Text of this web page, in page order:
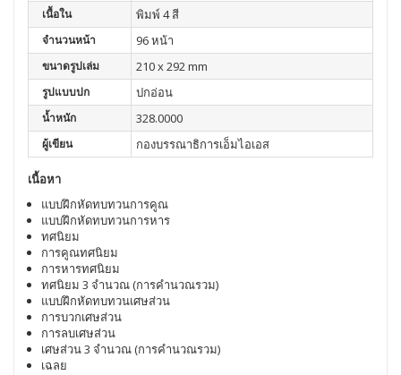
เนื้อใน พิมพ์ 4 สี
จำนวนหน้า 96 หน้า
ขนาดรูปเล่ม 210 x 292 mm
รูปแบบปก ปกอ่อน
น้ำหนัก 328.0000
ผู้เขียน กองบรรณาธิการเอ็มไอเอส
เนื้อหา
แบบฝึกหัดทบทวนการคูณ
แบบฝึกหัดทบทวนการหาร
ทศนิยม
การคูณทศนิยม
การหารทศนิยม
ทศนิยม 3 จำนวณ (การคำนวณรวม)
แบบฝึกหัดทบทวนเศษส่วน
การบวกเศษส่วน
การลบเศษส่วน
เศษส่วน 3 จำนวณ (การคำนวณรวม)
เฉลย